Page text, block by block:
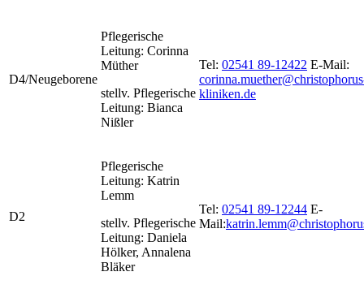
D4/Neugeborene
Pflegerische
Leitung: Corinna
Müther
stellv. Pflegerische
Leitung: Bianca
Nißler
Tel: 02541 89-12422 E-Mail:
kliniken.de
D2
Pflegerische
Leitung: Katrin
Lemm
stellv. Pflegerische
Leitung: Daniela
Hölker, Annalena
Bläker
Tel: 02541 89-12244 E-
Mail: